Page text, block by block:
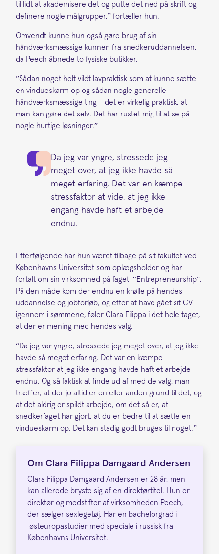
til lidt at akademisere det og putte det ned på skrift og
definere nogle målgrupper,” fortæller hun.
Omvendt kunne hun også gøre brug af sin
håndværksmæssige kunnen fra snedkeruddannelsen,
da Peech åbnede to fysiske butikker.
”Sådan noget helt vildt lavpraktisk som at kunne sætte
en vindueskarm op og sådan nogle generelle
håndværksmæssige ting – det er virkelig praktisk, at
man kan gøre det selv. Det har rustet mig til at se på
nogle hurtige løsninger.”
Da jeg var yngre, stressede jeg
meget over, at jeg ikke havde så
meget erfaring. Det var en kæmpe
stressfaktor at vide, at jeg ikke
engang havde haft et arbejde
endnu.
Efterfølgende har hun været tilbage på sit fakultet ved
Københavns Universitet som oplægsholder og har
fortalt om sin virksomhed på faget “Entrepreneurship”.
På den måde kom der endnu en krølle på hendes
uddannelse og jobforløb, og efter at have gået sit CV
igennem i sømmene, føler Clara Filippa i det hele taget,
at der er mening med hendes valg.
“Da jeg var yngre, stressede jeg meget over, at jeg ikke
havde så meget erfaring. Det var en kæmpe
stressfaktor at jeg ikke engang havde haft et arbejde
endnu. Og så faktisk at finde ud af med de valg, man
træffer, at der jo altid er en eller anden grund til det, og
at det aldrig er spildt arbejde, om det så er, at
snedkerfaget har gjort, at du er bedre til at sætte en
vindueskarm op. Det kan stadig godt bruges til noget.”
Om Clara Filippa Damgaard Andersen
Clara Filippa Damgaard Andersen er 28 år, men
kan allerede bryste sig af en direktørtitel. Hun er
direktør og medstifter af virksomheden Peech,
der sælger sexlegetøj. Har en bachelorgrad i
østeuropastudier med speciale i russisk fra
Københavns Universitet.